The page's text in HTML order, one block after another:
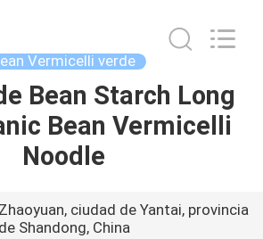
Vermicelli verde
Bean Starch Long
Bean Vermicelli
Noodle
Zhaoyuan, ciudad de Yantai, provincia
de Shandong, China